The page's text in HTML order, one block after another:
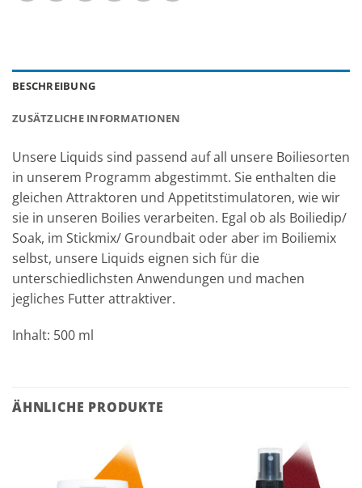
BESCHREIBUNG
ZUSÄTZLICHE INFORMATIONEN
Unsere Liquids sind passend auf all unsere Boiliesorten
in unserem Programm abgestimmt. Sie enthalten die
gleichen Attraktoren und Appetitstimulatoren, wie wir
sie in unseren Boilies verarbeiten. Egal ob als Boiliedip/
Soak, im Stickmix/ Groundbait oder aber im Boiliemix
selbst, unsere Liquids eignen sich für die
unterschiedlichsten Anwendungen und machen
jegliches Futter attraktiver.
Inhalt: 500 ml
ÄHNLICHE PRODUKTE